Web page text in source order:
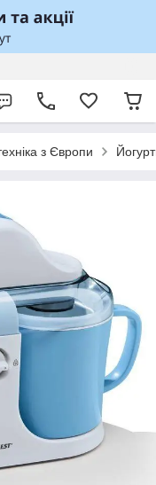
з Європи